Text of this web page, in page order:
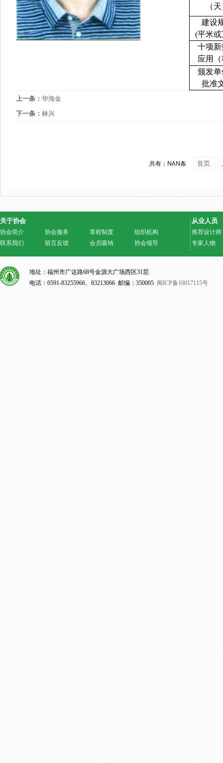
（
建设
(平米或
十项新
应用
颁发单
批准
上一条： 华海金
下一条： 林兴
共有：NAN条 首页
关于协会
协会简介 协会服务 章程制度
组织机构
联系我们
留言反馈 会员吸纳 协会领导
从业人员
推荐设计师
专家人物
地址：福州市广达路68号金源大广场西区31层
电话：0591-83255966、83213066 邮编：350005 闽ICP备16017115号